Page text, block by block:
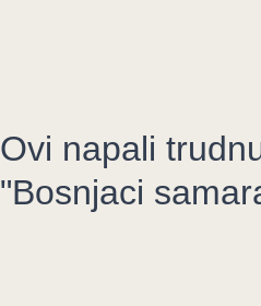
Ovi napali
"Bosnjaci